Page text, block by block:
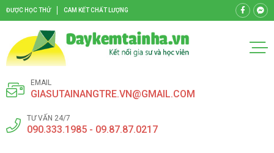
ĐƯỢC HỌC THỬ CAM KẾT CHẤT LƯỢNG
EMAIL
GIASUTAINANGTRE.VN@GMAIL.COM
TƯ VẤN 24/7
090.333.1985 - 09.87.87.0217